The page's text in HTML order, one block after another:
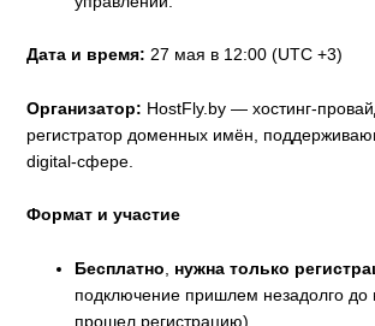
Дата и время: 27 мая в 12:00 (UTC +3)
Организатор: HostFly.by — хостинг-
регистратор доменных имён,
digital-сфере.
Формат и участие
Бесплатно нужна только
подключение пришлем незадолго до
прошел регистрацию)